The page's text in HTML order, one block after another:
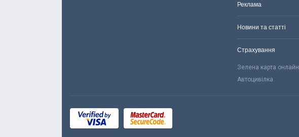
Реклама
Новини та статті
Страхування
Зелена карта онлайн
Автоцивілка